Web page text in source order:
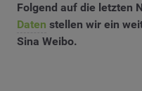
Folgend auf die letzten
Daten stellen wir ein
Sina Weibo.